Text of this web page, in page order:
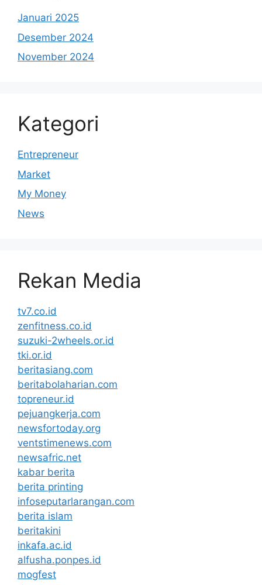
Januari 2025
Desember 2024
November 2024
Kategori
Entrepreneur
Market
My Money
News
Rekan Media
tv7.co.id
zenfitness.co.id
suzuki-2wheels.or.id
tki.or.id
beritasiang.com
beritabolaharian.com
topreneur.id
pejuangkerja.com
newsfortoday.org
ventstimenews.com
newsafric.net
kabar berita
berita printing
infoseputarlarangan.com
berita islam
beritakini
inkafa.ac.id
alfusha.ponpes.id
mogfest